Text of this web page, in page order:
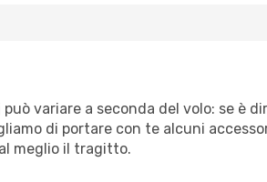
variare a seconda del volo: se è
di portare con te alcuni
meglio il tragitto.